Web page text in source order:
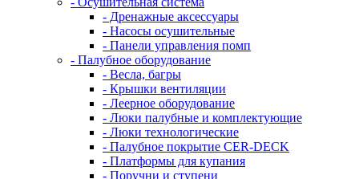
- Дренажные аксессуары
- Насосы осушительные
- Панели управления помп
- Палубное оборудование
- Весла, багры
- Крышки вентиляции
- Леерное оборудование
- Люки палубные и комплектующие
- Люки технологические
- Палубное покрытие CER-DECK
- Платформы для купания
- Поручни и ступени